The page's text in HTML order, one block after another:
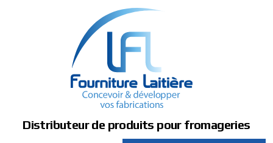
Distributeur de produits pour fromageries
Panneau de gestion des cookies